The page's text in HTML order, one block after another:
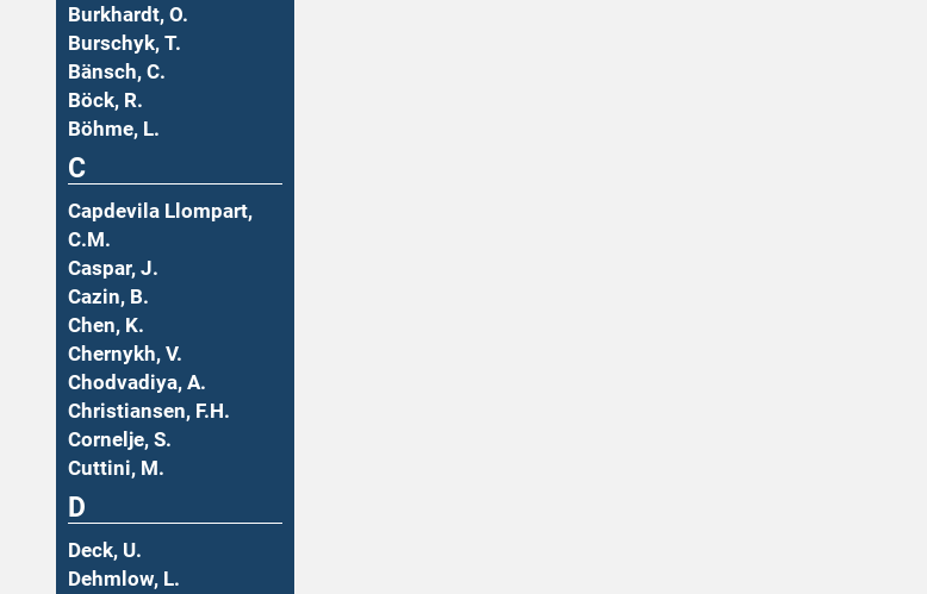
Burkhardt, O.
Burschyk, T.
Bänsch, C.
Böck, R.
Böhme, L.
C
Capdevila Llompart,
C.M.
Caspar, J.
Cazin, B.
Chen, K.
Chernykh, V.
Chodvadiya, A.
Christiansen, F.H.
Cornelje, S.
Cuttini, M.
D
Deck, U.
Dehmlow, L.